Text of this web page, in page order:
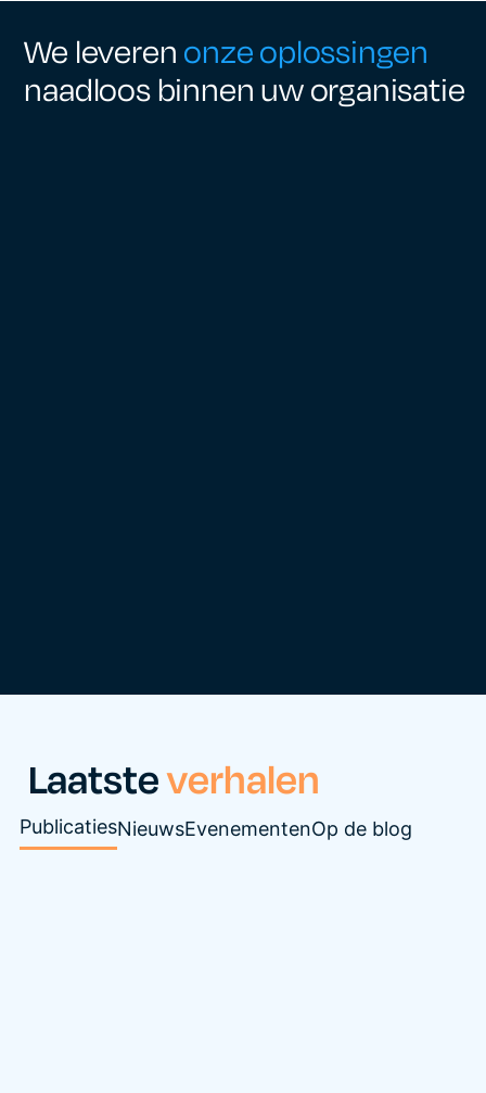
We leverenonze oplossingen
naadloos binnen uw organisatie
Laatsteverhalen
PublicatiesNieuwsEvenementenOp de blog